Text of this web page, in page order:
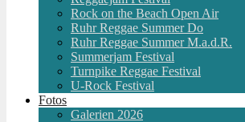
Rock on the Beach Open Air
Ruhr Reggae Summer Do
Ruhr Reggae Summer M.a.d.R.
Summerjam Festival
Turnpike Reggae Festival
U-Rock Festival
Fotos
Galerien 2026